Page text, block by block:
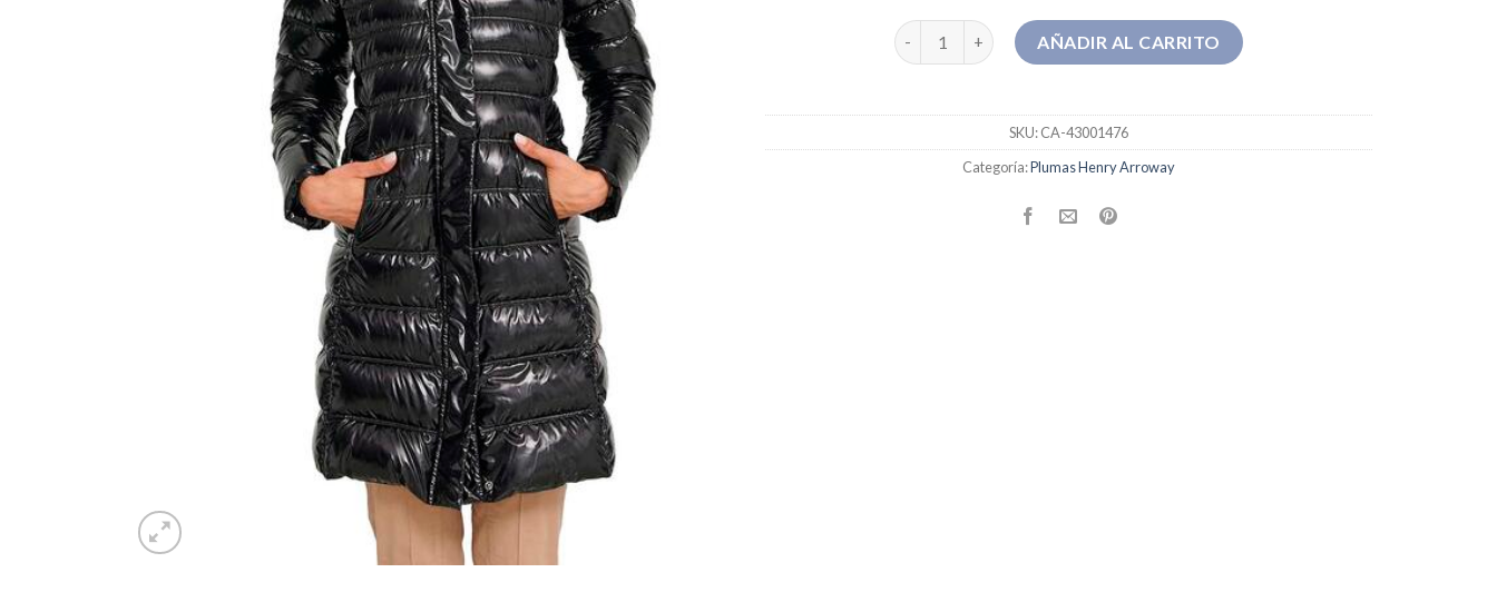
plumas henry arroway cantidadAÑADIR AL CARRITO
SKU:CA-43001476
Categoría:Plumas Henry Arroway